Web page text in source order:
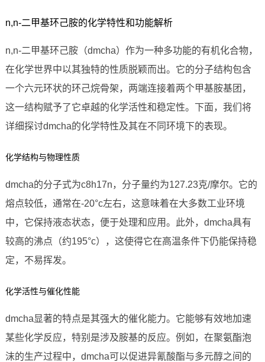
n,n-二甲基环己胺的化学特性和功能解析
n,n-二甲基环己胺（dmcha）作为一种多功能的有机化合物，
在化学世界中以其独特的性质脱颖而出。它的分子结构包含
一个六元环状的环己烷骨架，两端连接着两个甲基胺基团，
这一结构赋予了它卓越的化学活性和稳定性。下面，我们将
详细探讨dmcha的化学特性及其在不同环境下的表现。
化学结构与物理性质
dmcha的分子式为c8h17n，分子量约为127.23克/摩尔。它的
熔点较低，通常在-20°c左右，这意味着在大多数工业环境
中，它保持液态状态，便于处理和应用。此外，dmcha具有
较高的沸点（约195°c），这使得它在高温条件下仍能保持稳
定，不易挥发。
化学活性与催化性能
dmcha显著的特点是其强大的催化能力。它能够有效地加速
某些化学反应，特别是涉及胺基的反应。例如，在聚氨酯泡
沫的生产过程中，dmcha可以促进异氰酸酯与多元醇之间的